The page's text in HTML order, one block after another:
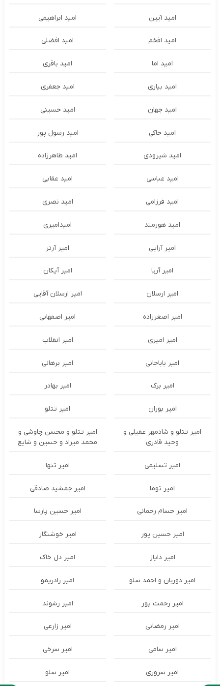
امید آیین امید ابراهیمی
امید افخم امید افضلی
امید اما امید باقری
امید بیاری امید جعفری
امید جهان امید حسینی
امید خاکی امید رسول پور
امید شیرودی امید طاهرزاده
امید عباسی امید عقابی
امید فرزامی امید نصری
امید هورمند امیدامیری
امیر آرایی امیر آرتر
امیر آریا امیر آیکان
امیر ارسلان امیر ارسلان آقایی
امیر اصغرزاده امیر اصفهانی
امیر امیری امیر انقلاب
امیر باباجانی امیر برهانی
امیر برک امیر بهادر
امیر بوران امیر تتلو
امیر تتلو و شادمهر عقیلی و
وحید قادری
امیر تتلو و محسن چاوشی و
محمد میراد و حسین و شایع
امیر تسلیمی امیر تنها
امیر توما امیر جمشید صادقی
امیر حسام رحمانی امیر حسین پارسا
امیر حسین پور امیر خوشنگار
امیر دایاز امیر دل خاک
امیر دوربان و احمد سلو امیر رادریمو
امیر رحمت پور امیر رشوند
امیر رمضانی امیر زارعی
امیر سامی امیر سرخی
امیر سروری امیر سلو